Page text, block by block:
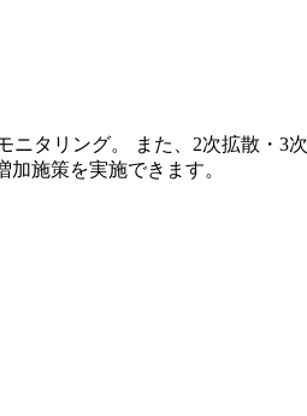
タリング。 また、2次拡散・3
施策を実施できます。